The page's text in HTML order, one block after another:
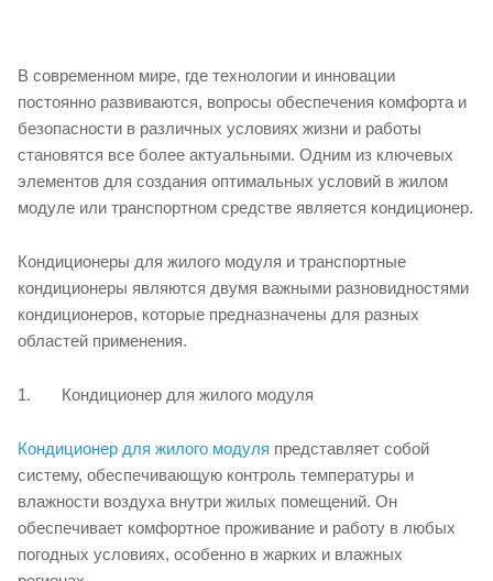
В современном мире, где технологии и инновации
постоянно развиваются, вопросы обеспечения комфорта и
безопасности в различных условиях жизни и работы
становятся все более актуальными. Одним из ключевых
элементов для создания оптимальных условий в жилом
модуле или транспортном средстве является кондиционер.
Кондиционеры для жилого модуля и транспортные
кондиционеры являются двумя важными разновидностями
кондиционеров, которые предназначены для разных
областей применения.
1. Кондиционер для жилого модуля
Кондиционер для жилого модуля представляет собой
систему, обеспечивающую контроль температуры и
влажности воздуха внутри жилых помещений. Он
обеспечивает комфортное проживание и работу в любых
погодных условиях, особенно в жарких и влажных